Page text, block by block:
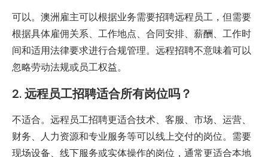
可以。澳洲雇主可以根据业务需要招聘远程员工，但需要
根据具体雇佣关系、工作地点、合同安排、薪酬、工作时
间和适用法律要求进行合规管理。远程招聘不意味着可以
忽略劳动法规或员工权益。
2. 远程员工招聘适合所有岗位吗？
不适合。远程员工招聘更适合技术、客服、市场、运营、
财务、人力资源和专业服务等可以线上交付的岗位。需要
现场设备、线下服务或实体操作的岗位，通常更适合本地